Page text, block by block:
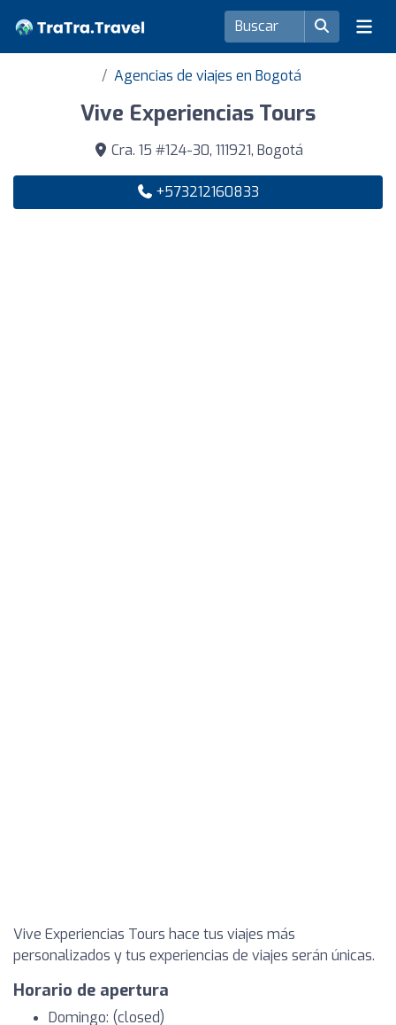
Agencias de viajes en Bogotá
Vive Experiencias Tours
Cra. 15 #124-30, 111921, Bogotá
+573212160833
Vive Experiencias Tours hace tus viajes más
personalizados y tus experiencias de viajes serán únicas.
Horario de apertura
Domingo: (closed)